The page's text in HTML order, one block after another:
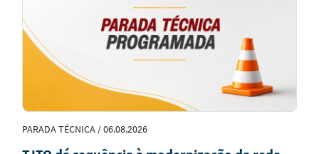
PARADA TÉCNICA / 06.08.2026